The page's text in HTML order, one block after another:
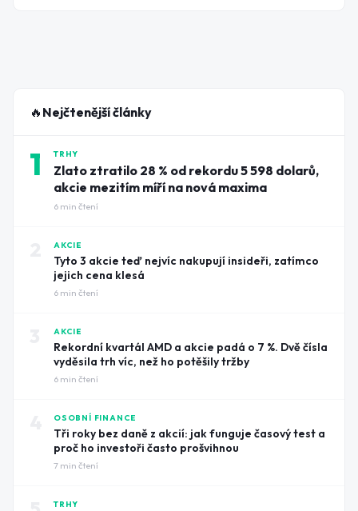
🔥 Nejčtenější články
1 TRHY
Zlato ztratilo 28 % od rekordu 5 598 dolarů,
akcie mezitím míří na nová maxima
6 min čtení
AKCIE
Tyto 3 akcie teď nejvíc nakupují insideři, zatímco
jejich cena klesá
6 min čtení
AKCIE
Rekordní kvartál AMD a akcie padá o 7 %. Dvě čísla
vyděsila trh víc, než ho potěšily tržby
6 min čtení
OSOBNÍ FINANCE
Tři roky bez daně z akcií: jak funguje časový test a
proč ho investoři často prošvihnou
7 min čtení
TRHY